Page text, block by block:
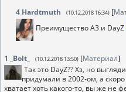
4 Hardtmuth (10.12.2018 16:34) [
Преимущество A3 и DayZ
1 _Bolt_ (10.12.2018 13:50) [Материал]
Так это DayZ?? Хз, но
придумали в 2002-ом, а
хватает хоть какого-то, вы же не